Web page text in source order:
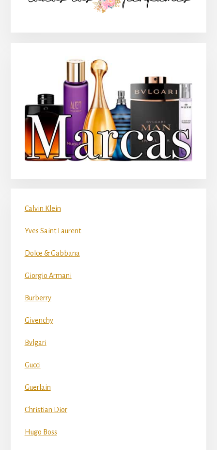
Calvin Klein
Yves Saint Laurent
Dolce & Gabbana
Giorgio Armani
Burberry
Givenchy
Bvlgari
Gucci
Guerlain
Christian Dior
Hugo Boss